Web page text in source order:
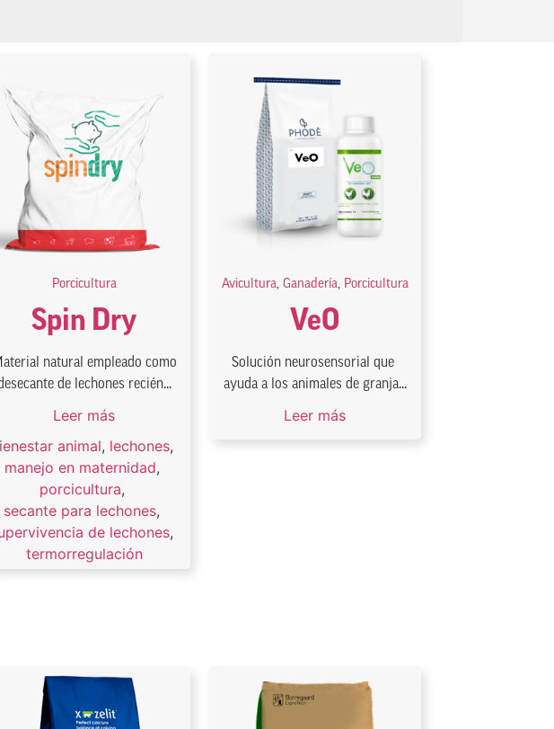
Porcicultura
Spin Dry
natural empleado como
de lechones recién...
Leer más
animal, lechones,
manejo en maternidad,
porcicultura,
secante para lechones,
de lechones,
termorregulación
Avicultura, Ganadería, Porcicultura
VeO
Solución neurosensorial que
ayuda a los animales de granja...
Leer más